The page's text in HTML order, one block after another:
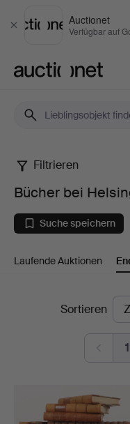
Schließen
Auctionet
Verfügbar auf
Bücher
bei
Helsingborgs
Filtrieren
Bücher bei
Suche speichern
Laufende Auktionen
EndpreiseSortieren
1